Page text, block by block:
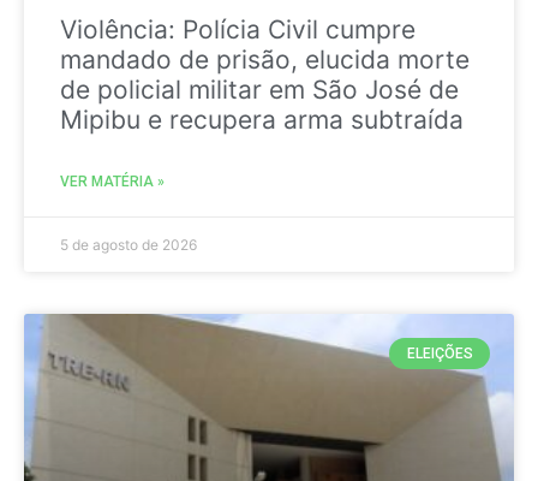
Violência: Polícia Civil cumpre
mandado de prisão, elucida morte
de policial militar em São José de
Mipibu e recupera arma subtraída
VER MATÉRIA »
5 de agosto de 2026
ELEIÇÕES